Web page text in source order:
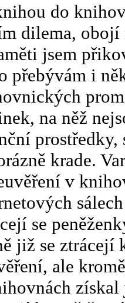
do
dilema,
jsem
přebývám i
na něž
prostředky,
krade.
v
se
již se ztrácejí
ale
získal